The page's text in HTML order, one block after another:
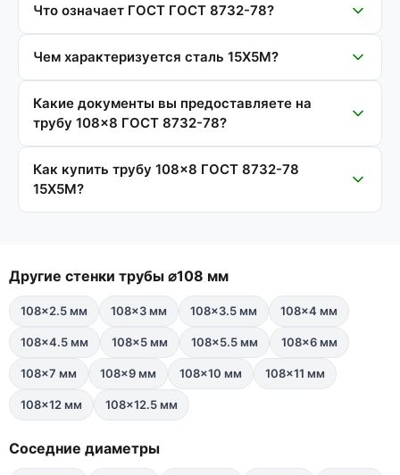
Что означает ГОСТ ГОСТ 8732-78?
Чем характеризуется сталь 15Х5М?
Какие документы вы предоставляете на
трубу 108×8 ГОСТ 8732-78?
Как купить трубу 108×8 ГОСТ 8732-78
15Х5М?
Другие стенки трубы ⌀108 мм
108×2.5 мм 108×3 мм 108×3.5 мм 108×4 мм
108×4.5 мм 108×5 мм 108×5.5 мм 108×6 мм
108×7 мм 108×9 мм 108×10 мм 108×11 мм
108×12 мм 108×12.5 мм
Соседние диаметры